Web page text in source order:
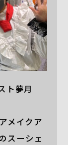
ト夢月
メイクア
スーシェ